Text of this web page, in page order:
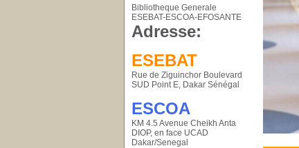
Bibliotheque Generale
ESEBAT-ESCOA-EFOSANTE
Adresse:
ESEBAT
Rue de Ziguinchor Boulevard
SUD Point E, Dakar Sénégal
ESCOA
KM 4.5 Avenue Cheikh Anta
DIOP, en face UCAD
Dakar/Senegal